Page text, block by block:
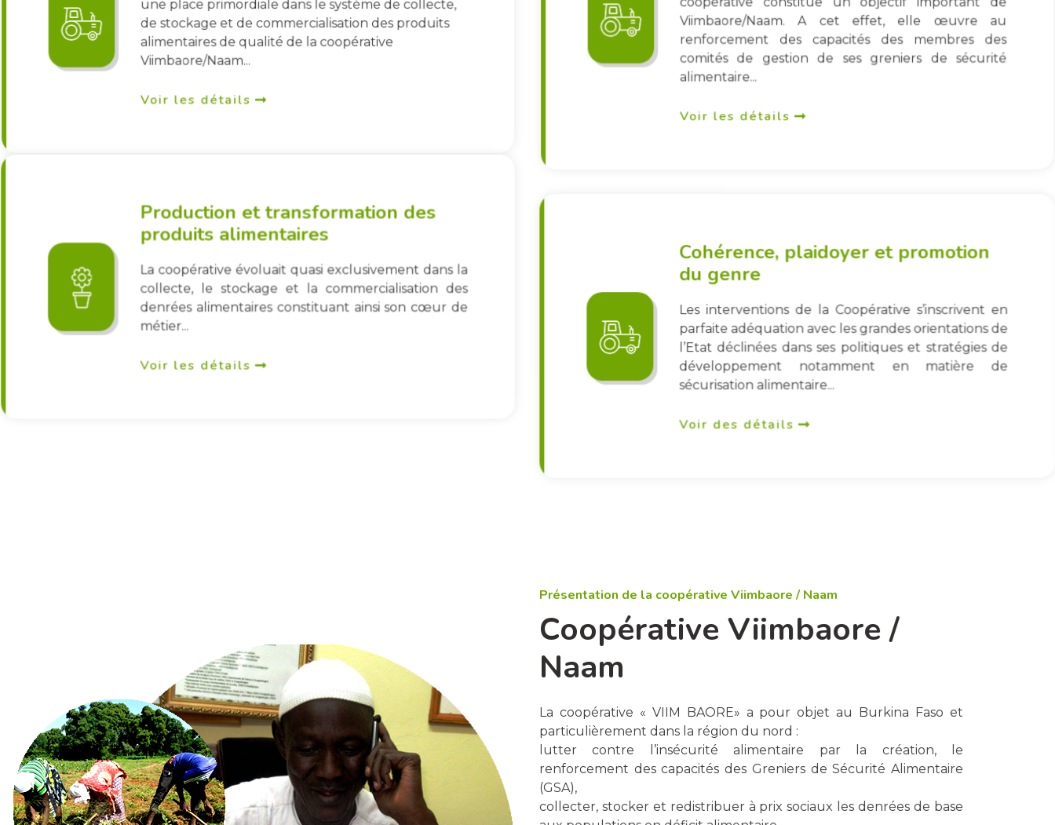
une place primordiale dans le système de collecte,
de stockage et de commercialisation des produits
alimentaires de qualité de la coopérative
Viimbaore/Naam...
Voir les détails
Production et transformation des
produits alimentaires
La coopérative évoluait quasi exclusivement dans la
collecte, le stockage et la commercialisation des
denrées alimentaires constituant ainsi son cœur de
métier...
Voir les détails
Viimbaore/Naam. A cet effet, elle œuvre au
renforcement des capacités des membres des
comités de gestion de ses greniers de sécurité
alimentaire...
Voir les détails
Cohérence, plaidoyer et promotion
du genre
Les interventions de la Coopérative s’inscrivent en
parfaite adéquation avec les grandes orientations de
l’Etat déclinées dans ses politiques et stratégies de
développement notamment en matière de
sécurisation alimentaire...
Voir des détails
Présentation de la coopérative Viimbaore / Naam
Coopérative Viimbaore /
Naam
La coopérative « VIIM BAORE» a pour objet au Burkina Faso et
particulièrement dans la région du nord :
lutter contre l’insécurité alimentaire par la création, le
renforcement des capacités des Greniers de Sécurité Alimentaire
(GSA),
collecter, stocker et redistribuer à prix sociaux les denrées de base